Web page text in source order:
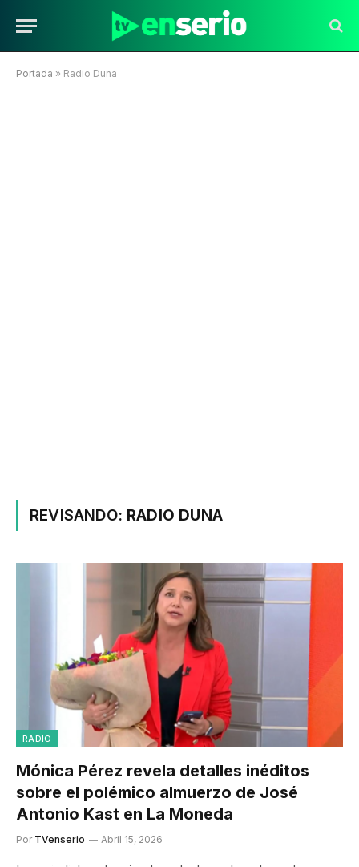
Portada » Radio Duna
REVISANDO: RADIO DUNA
RADIO
Mónica Pérez revela detalles inéditos
sobre el polémico almuerzo de José
Antonio Kast en La Moneda
Por TVenserio Abril 15, 2026